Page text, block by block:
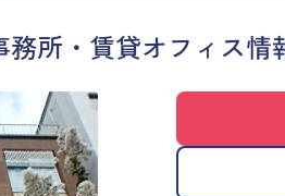
所・賃貸オフィス情